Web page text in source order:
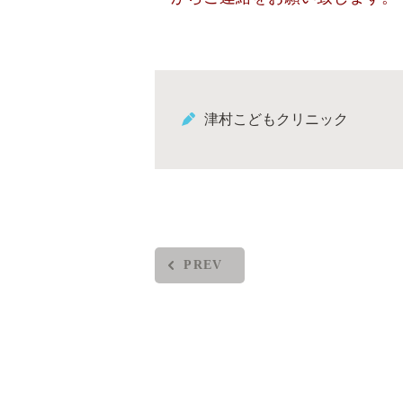
津村こどもクリニック
PREV